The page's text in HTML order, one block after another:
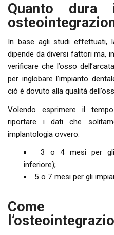
Quanto
In base agli studi effettuati,
dipende da diversi fattori ma,
verificare che l’osso
per inglobare l’impianto
ciò è dovuto alla qualità
Volendo esprimere il
riportare i dati che
implantologia ovvero:
3 o 4 mesi per gli
inferiore);
5 o 7 mesi per gli
Come